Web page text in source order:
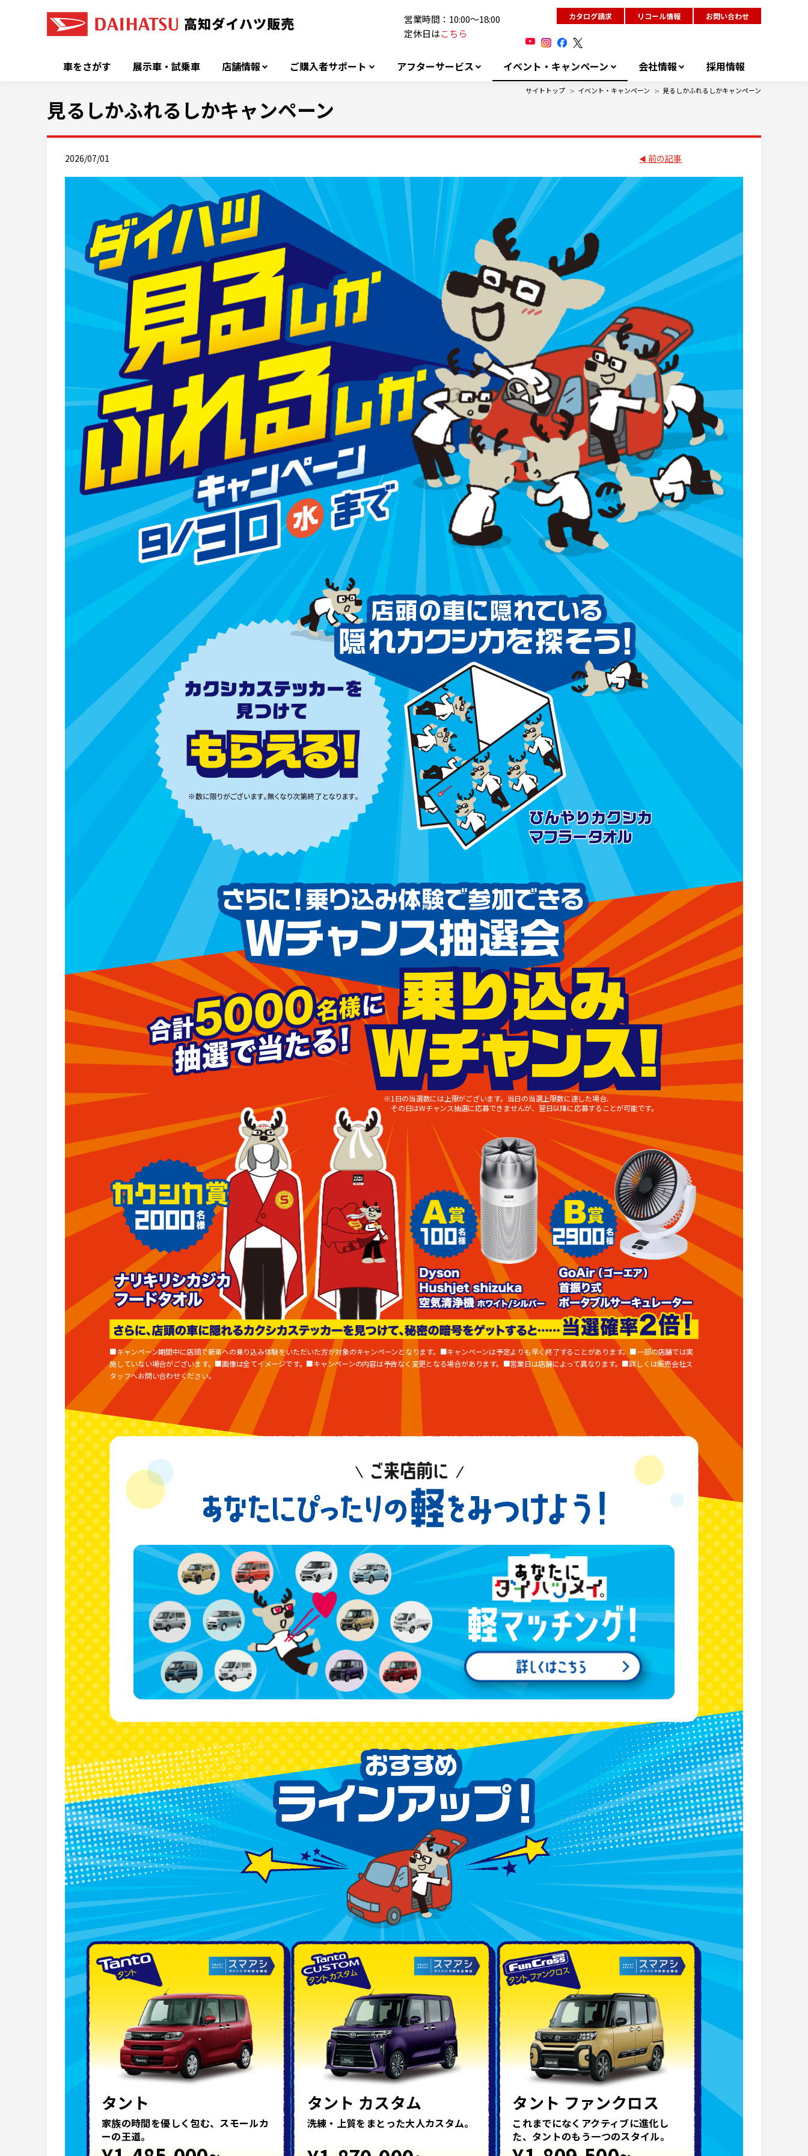
営業時間：10:00～18:00
定休日はこちら
カタログ請求 リコール情報 お問い合わせ
車をさがす 展示車・試乗車 店舗情報 ご購入者サポート アフターサービス イベント・キャンペーン 会社情報 採用情報
サイトトップ > イベント・キャンペーン > 見るしかふれるしかキャンペーン
見るしかふれるしかキャンペーン
2026/07/01 前の記事
※1日の当選数には上限がございます。当日の当選上限数に達した場合、
その日はWチャンス抽選に応募できませんが、翌日以降に応募することが可能です。
■キャンペーン期間中に店頭で新車への乗り込み体験をいただいた方が対象のキャンペーンとなります。■キャンペーンは予定よりも早く終了することがあります。■一部の店舗では実
施していない場合がございます。■画像は全てイメージです。■キャンペーンの内容は予告なく変更となる場合があります。■営業日は店舗によって異なります。■詳しくは販売会社ス
タッフへお問い合わせください。
タント
家族の時間を優しく包む、スモールカ
ーの王道。
タント カスタム
洗練・上質をまとった大人カスタム。
タント ファンクロス
これまでになくアクティブに進化し
た、タントのもう一つのスタイル。